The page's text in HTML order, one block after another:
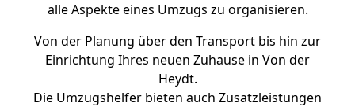
alle Aspekte eines Umzugs zu organisieren.
Von der Planung über den Transport bis hin zur
Einrichtung Ihres neuen Zuhause in Von der
Heydt.
Die Umzugshelfer bieten auch Zusatzleistungen